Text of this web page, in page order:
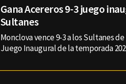
Gana Acereros 9-3 juego
Sultanes
Monclova vence 9-3 a los Sultanes
Juego Inaugural de la temporada